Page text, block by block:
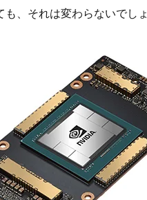
、それは変わらないでしょ